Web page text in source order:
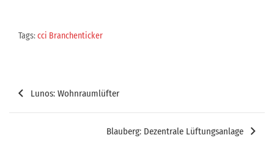
Tags:cci Branchenticker
Beitragsnavigation
Lunos: Wohnraumlüfter
Blauberg: Dezentrale Lüftungsanlage